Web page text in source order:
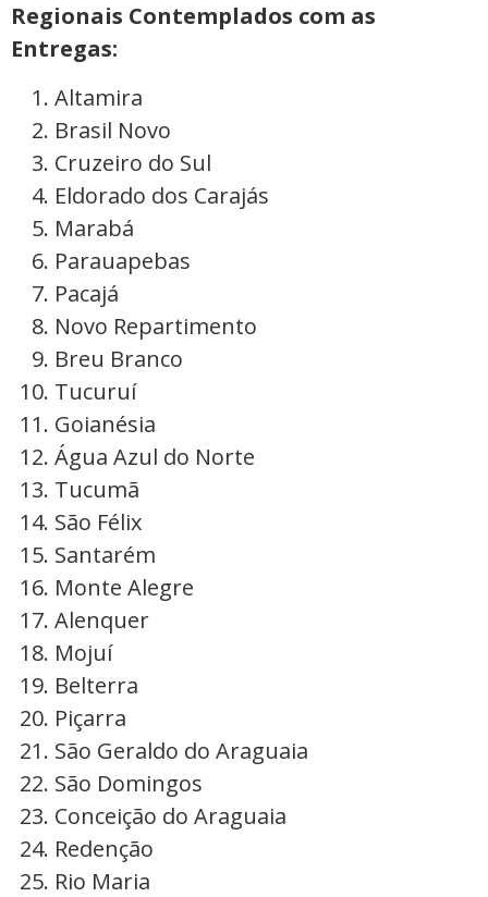
Regionais Contemplados com as
Entregas:
Altamira
Brasil Novo
Cruzeiro do Sul
Eldorado dos Carajás
Marabá
Parauapebas
Pacajá
Novo Repartimento
Breu Branco
Tucuruí
Goianésia
Água Azul do Norte
Tucumã
São Félix
Santarém
Monte Alegre
Alenquer
Mojuí
Belterra
Piçarra
São Geraldo do Araguaia
São Domingos
Conceição do Araguaia
Redenção
Rio Maria